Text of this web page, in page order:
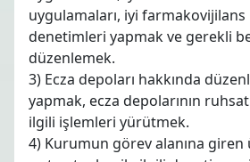
uygulamaları, iyi farmakovijilans
denetimleri yapmak ve gerekli
düzenlemek.
3) Ecza depoları hakkında
yapmak, ecza depolarının
ilgili işlemleri yürütmek.
4) Kurumun görev alanına